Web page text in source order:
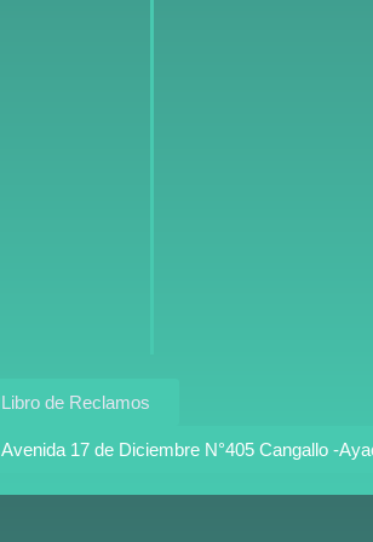
Libro de Reclamos
Avenida 17 de Diciembre N°405 Cangallo -